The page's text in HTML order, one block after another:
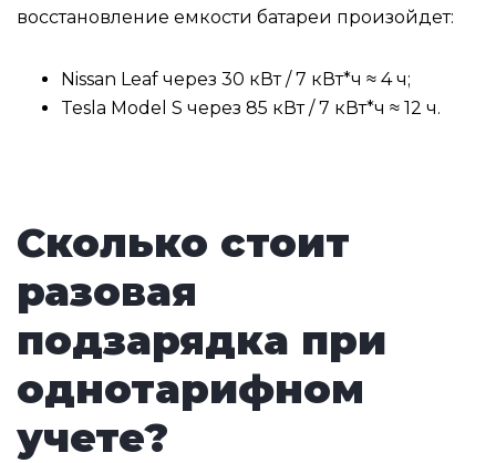
восстановление емкости батареи произойдет:
Nissan Leaf через 30 кВт / 7 кВт*ч ≈ 4 ч;
Tesla Model S через 85 кВт / 7 кВт*ч ≈ 12 ч.
Сколько стоит
разовая
подзарядка при
однотарифном
учете?